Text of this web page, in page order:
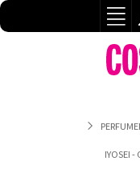
IYOSEI -